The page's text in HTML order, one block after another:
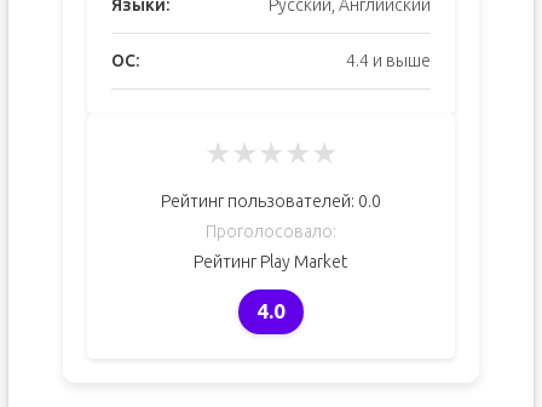
Языки: Русский, Английский
ОС: 4.4 и выше
★★★★★
Рейтинг пользователей: 0.0
Проголосовало:
Рейтинг Play Market
4.0